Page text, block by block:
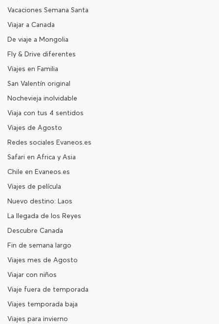
Vacaciones Semana Santa
Viajar a Canada
De viaje a Mongolia
Fly & Drive diferentes
Viajes en Familia
San Valentín original
Nochevieja inolvidable
Viaja con tus 4 sentidos
Viajes de Agosto
Redes sociales Evaneos.es
Safari en Africa y Asia
Chile en Evaneos.es
Viajes de película
Nuevo destino: Laos
La llegada de los Reyes
Descubre Canada
Fin de semana largo
Viajes mes de Agosto
Viajar con niños
Viaje fuera de temporada
Viajes temporada baja
Viajes para invierno